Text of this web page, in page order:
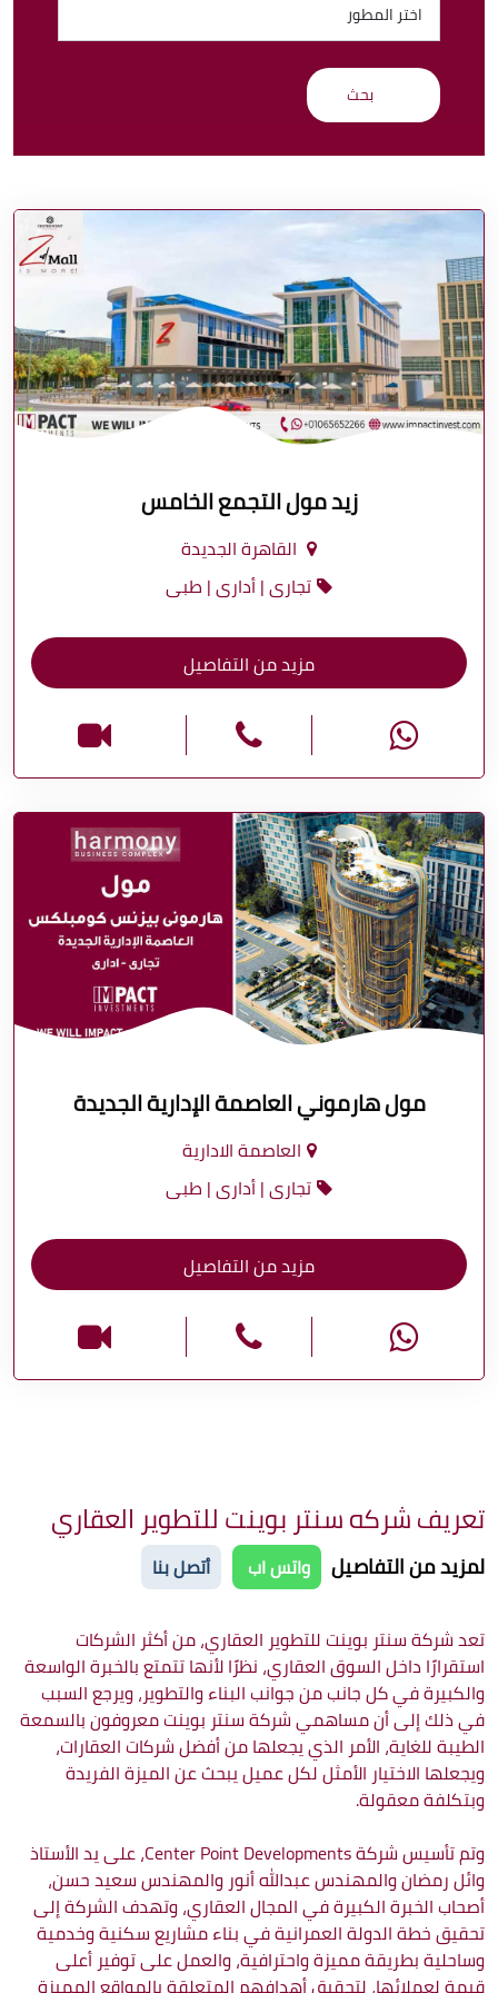
زيد مول التجمع الخامس
القاهرة الجديدة
تجارى | أدارى | طبى
مزيد من التفاصيل
مول هارموني العاصمة الإدارية الجديدة
العاصمة الادارية
تجارى | أدارى | طبى
مزيد من التفاصيل
تعريف شركه سنتر بوينت للتطوير العقاري
لمزيد من التفاصيل واتس اب أتصل بنا
تعد شركة سنتر بوينت للتطوير العقاري، من أكثر الشركات
استقرارًا داخل السوق العقاري، نظرًا لأنها تتمتع بالخبرة الواسعة
والكبيرة في كل جانب من جوانب البناء والتطوير، ويرجع السبب
في ذلك إلى أن مساهمي شركة سنتر بوينت معروفون بالسمعة
الطيبة للغاية، الأمر الذي يجعلها من أفضل شركات العقارات،
ويجعلها الاختيار الأمثل لكل عميل يبحث عن الميزة الفريدة
وبتكلفة معقولة.
وتم تأسيس شركة Center Point Developments، على يد الأستاذ
وائل رمضان والمهندس عبدالله أنور والمهندس سعيد حسن،
أصحاب الخبرة الكبيرة في المجال العقاري، وتهدف الشركة إلى
تحقيق خطة الدولة العمرانية في بناء مشاريع سكنية وخدمية
وساحلية بطريقة مميزة واحترافية، والعمل على توفير أعلى